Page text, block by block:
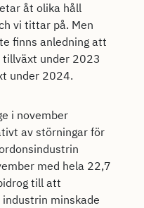
åt olika håll
vi tittar på. Men
finns anledning att
tillväxt under 2023
under 2024.
i november
av störningar för
med hela 22,7
till att
minskade